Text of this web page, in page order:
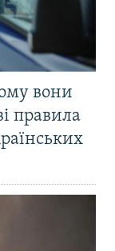
вони
правила